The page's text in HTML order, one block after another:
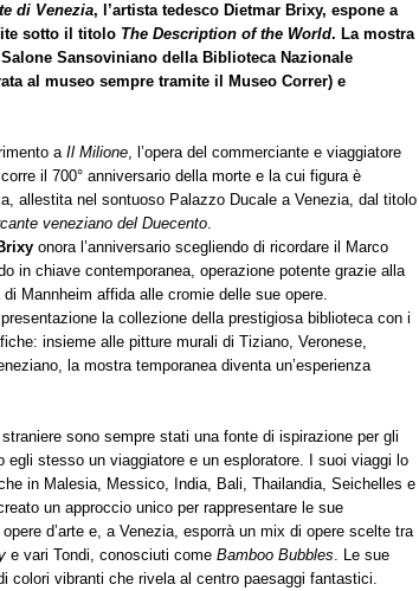
di Venezia, l’artista tedesco Dietmar Brixy, espone a
sotto il titolo The Description of the World. La mostra
Sansoviniano della Biblioteca Nazionale
al museo sempre tramite il Museo Correr) e
a Il Milione, l’opera del commerciante e viaggiatore
il 700° anniversario della morte e la cui figura è
allestita nel sontuoso Palazzo Ducale a Venezia, dal titolo
veneziano del Duecento.
onora l’anniversario scegliendo di ricordare il Marco
in chiave contemporanea, operazione potente grazie alla
Mannheim affida alle cromie delle sue opere.
la collezione della prestigiosa biblioteca con i
insieme alle pitture murali di Tiziano, Veronese,
la mostra temporanea diventa un’esperienza
sono sempre stati una fonte di ispirazione per gli
egli stesso un viaggiatore e un esploratore. I suoi viaggi lo
in Malesia, Messico, India, Bali, Thailandia, Seichelles e
un approccio unico per rappresentare le sue
d’arte e, a Venezia, esporrà un mix di opere scelte tra
e vari Tondi, conosciuti come Bamboo Bubbles. Le sue
colori vibranti che rivela al centro paesaggi fantastici.